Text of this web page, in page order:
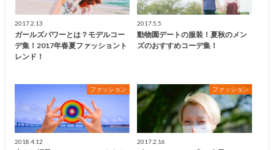
2017.2.13
ガールズパワーとは？モデルコー
デ集！2017年春夏ファッショント
レンド！
2017.5.5
動物園デートの服装！夏秋のメン
ズのおすすめコーデ集！
ファッション
2018.4.12
ファッション
2017.2.16